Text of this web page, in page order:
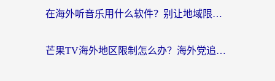
在海外听音乐用什么软件？别让地域限制断了你的华语歌单
芒果TV海外地区限制怎么办？海外党追剧看片的实用加速器选择指南